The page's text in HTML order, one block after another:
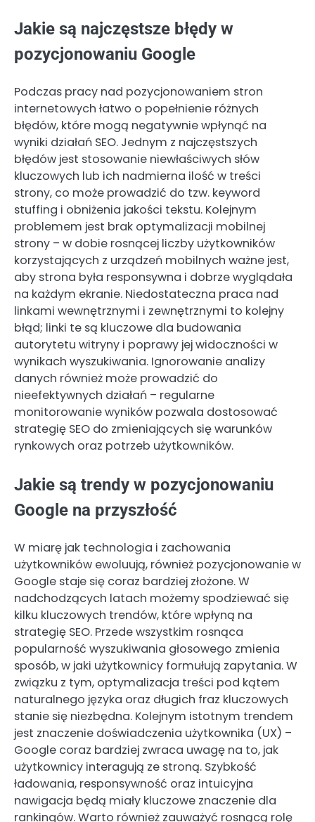
Jakie są najczęstsze błędy w
pozycjonowaniu Google
Podczas pracy nad pozycjonowaniem stron
internetowych łatwo o popełnienie różnych
błędów, które mogą negatywnie wpłynąć na
wyniki działań SEO. Jednym z najczęstszych
błędów jest stosowanie niewłaściwych słów
kluczowych lub ich nadmierna ilość w treści
strony, co może prowadzić do tzw. keyword
stuffing i obniżenia jakości tekstu. Kolejnym
problemem jest brak optymalizacji mobilnej
strony – w dobie rosnącej liczby użytkowników
korzystających z urządzeń mobilnych ważne jest,
aby strona była responsywna i dobrze wyglądała
na każdym ekranie. Niedostateczna praca nad
linkami wewnętrznymi i zewnętrznymi to kolejny
błąd; linki te są kluczowe dla budowania
autorytetu witryny i poprawy jej widoczności w
wynikach wyszukiwania. Ignorowanie analizy
danych również może prowadzić do
nieefektywnych działań – regularne
monitorowanie wyników pozwala dostosować
strategię SEO do zmieniających się warunków
rynkowych oraz potrzeb użytkowników.
Jakie są trendy w pozycjonowaniu
Google na przyszłość
W miarę jak technologia i zachowania
użytkowników ewoluują, również pozycjonowanie w
Google staje się coraz bardziej złożone. W
nadchodzących latach możemy spodziewać się
kilku kluczowych trendów, które wpłyną na
strategię SEO. Przede wszystkim rosnąca
popularność wyszukiwania głosowego zmienia
sposób, w jaki użytkownicy formułują zapytania. W
związku z tym, optymalizacja treści pod kątem
naturalnego języka oraz długich fraz kluczowych
stanie się niezbędna. Kolejnym istotnym trendem
jest znaczenie doświadczenia użytkownika (UX) –
Google coraz bardziej zwraca uwagę na to, jak
użytkownicy interagują ze stroną. Szybkość
ładowania, responsywność oraz intuicyjna
nawigacja będą miały kluczowe znaczenie dla
rankingów. Warto również zauważyć rosnącą rolę